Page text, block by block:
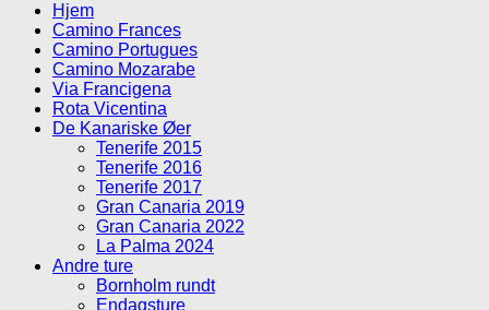
Hjem
Camino Frances
Camino Portugues
Camino Mozarabe
Via Francigena
Rota Vicentina
De Kanariske Øer
Tenerife 2015
Tenerife 2016
Tenerife 2017
Gran Canaria 2019
Gran Canaria 2022
La Palma 2024
Andre ture
Bornholm rundt
Endagsture